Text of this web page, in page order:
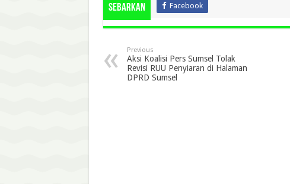
Sebarkan Facebook
Previous
Aksi Koalisi Pers Sumsel Tolak
Revisi RUU Penyiaran di Halaman
DPRD Sumsel